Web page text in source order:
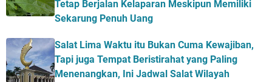
Tetap Berjalan Kelaparan Meskipun Memiliki
Sekarung Penuh Uang
Salat Lima Waktu itu Bukan Cuma Kewajiban,
Tapi juga Tempat Beristirahat yang Paling
Menenangkan, Ini Jadwal Salat Wilayah